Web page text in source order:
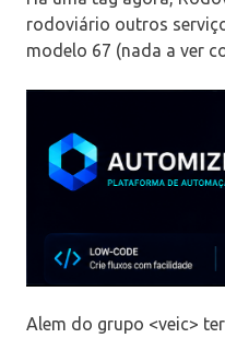
rodoviário outros
modelo 67 (nada a ver
Alem do grupo <veic>